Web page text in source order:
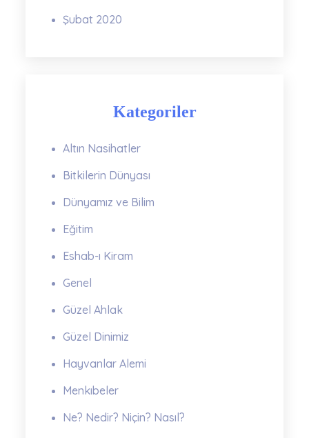
Şubat 2020
Kategoriler
Altın Nasihatler
Bitkilerin Dünyası
Dünyamız ve Bilim
Eğitim
Eshab-ı Kiram
Genel
Güzel Ahlak
Güzel Dinimiz
Hayvanlar Alemi
Menkıbeler
Ne? Nedir? Niçin? Nasıl?